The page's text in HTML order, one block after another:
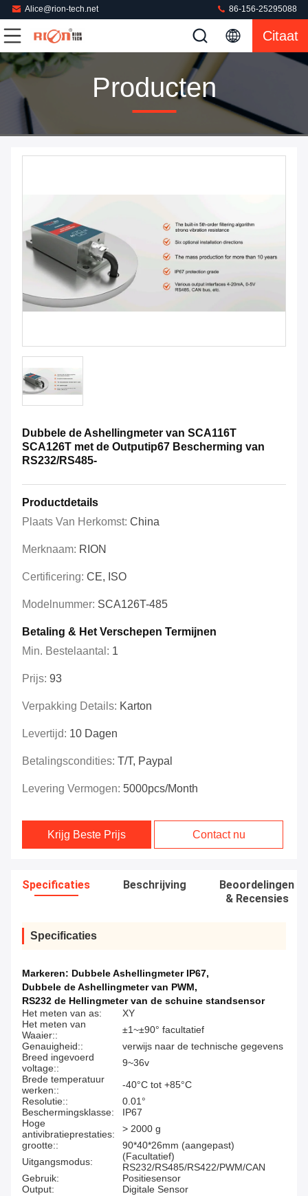
Alice@rion-tech.net 86-156-25295088
Citaat
Producten
Dubbele de Ashellingmeter van SCA116T
SCA126T met de Outputip67 Bescherming van
RS232/RS485-
Productdetails
Plaats Van Herkomst: China
Merknaam: RION
Certificering: CE, ISO
Modelnummer: SCA126T-485
Betaling & Het Verschepen Termijnen
Min. Bestelaantal: 1
Prijs: 93
Verpakking Details: Karton
Levertijd: 10 Dagen
Betalingscondities: T/T, Paypal
Levering Vermogen: 5000pcs/month
Krijg Beste Prijs Contact nu
Specificaties Beschrijving
Beoordelingen
& Recensies
Specificaties
Markeren: Dubbele Ashellingmeter IP67,
Dubbele de Ashellingmeter van PWM,
RS232 de Hellingmeter van de schuine standsensor
Het meten van as:
XY
Het meten van
Waaier::
±1~±90° facultatief
Genauigheid::
verwijs naar de technische gegevens
Breed ingevoerd
voltage::
9~36v
Brede temperatuur
werken::
-40°C tot +85°C
Resolutie::
0.01°
Beschermingsklasse:
IP67
Hoge
antivibratieprestaties:
> 2000 g
grootte::
90*40*26mm (aangepast)
Uitgangsmodus:
(Facultatief)
RS232/RS485/RS422/PWM/CAN
Gebruik:
Positiesensor
Output:
Digitale Sensor